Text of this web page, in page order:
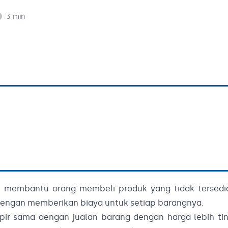
3 min
orang membeli produk yang tidak
memberikan biaya untuk setiap barangnya.
sama dengan jualan barang dengan harga lebih